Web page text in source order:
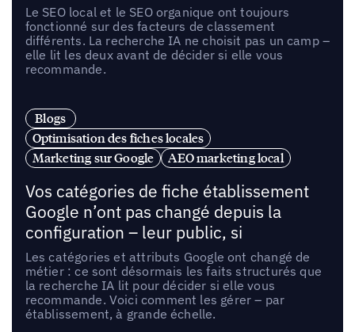
Le SEO local et le SEO organique ont toujours
fonctionné sur des facteurs de classement
différents. La recherche IA ne choisit pas un camp –
elle lit les deux avant de décider si elle vous
recommande.
Blogs
Optimisation des fiches locales
Marketing sur Google
AEO marketing local
Vos catégories de fiche établissement
Google n’ont pas changé depuis la
configuration – leur public, si
Les catégories et attributs Google ont changé de
métier : ce sont désormais les faits structurés que
la recherche IA lit pour décider si elle vous
recommande. Voici comment les gérer – par
établissement, à grande échelle.